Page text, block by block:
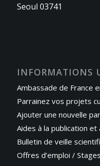
Seoul 03741
INFORMATIONS
Ambassade de France
Parrainez vos projets
Ajouter une nouvelle
Aides à la publication et
Bulletin de veille
Offres d’emploi / Stages